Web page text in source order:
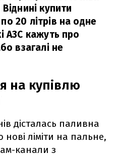
купити
20 літрів на одне
АЗС кажуть про
взагалі не
на купівлю
дісталась паливна
ліміти на пальне,
канали з